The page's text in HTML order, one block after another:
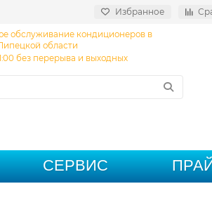
Избранное
обслуживание кондиционеров в
области
без перерыва и выходных
СЕРВИС